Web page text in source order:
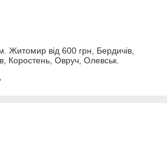
Житомир від 600 грн, Бердичів,
Коростень, Овруч, Олевськ.